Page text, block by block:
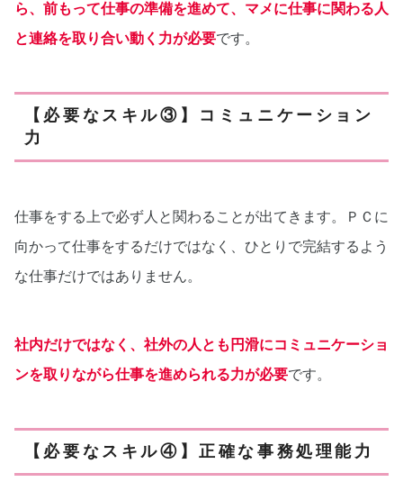
ら、前もって仕事の準備を進めて、マメに仕事に関わる人
と連絡を取り合い動く力が必要です。
【必要なスキル③】コミュニケーション
力
仕事をする上で必ず人と関わることが出てきます。ＰＣに
向かって仕事をするだけではなく、ひとりで完結するよう
な仕事だけではありません。
社内だけではなく、社外の人とも円滑にコミュニケーショ
ンを取りながら仕事を進められる力が必要です。
【必要なスキル④】正確な事務処理能力